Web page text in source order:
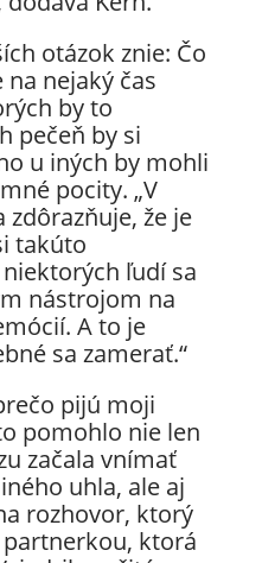
otázok znie: Čo
na nejaký čas
by to
pečeň by si
u iných by mohli
pocity. „V
že je
takúto
ľudí sa
nástrojom na
A to je
sa zamerať.“
pijú moji
pomohlo nie len
začala vnímať
uhla, ale aj
rozhovor, ktorý
ktorá